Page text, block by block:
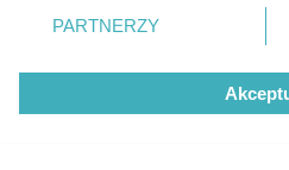
zmienić/wycofać klikając
znajdujący się w lewym dolnym
rodzaje przetwarzania danych
użytkownika, ale masz prawo
przetwarzaniu. Preferencje
PARTNERZY